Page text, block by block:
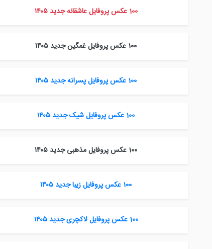
100 عکس پروفایل عاشقانه جدید ۱۴۰۵
100 عکس پروفایل غمگین جدید ۱۴۰۵
100 عکس پروفایل پسرانه جدید ۱۴۰۵
100 عکس پروفایل شیک جدید ۱۴۰۵
100 عکس پروفایل مذهبی جدید ۱۴۰۵
100 عکس پروفایل زیبا جدید ۱۴۰۵
100 عکس پروفایل لاکچری جدید ۱۴۰۵